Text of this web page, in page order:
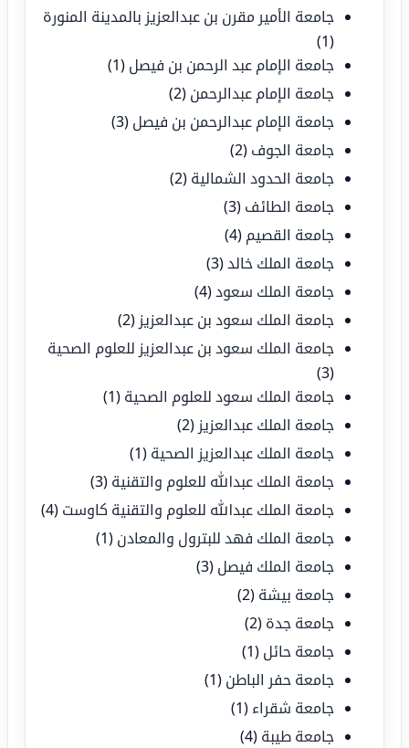
جامعة الأمير مقرن بن عبدالعزيز بالمدينة المنورة
(1)
جامعة الإمام عبد الرحمن بن فيصل (1)
جامعة الإمام عبدالرحمن (2)
جامعة الإمام عبدالرحمن بن فيصل (3)
جامعة الجوف (2)
جامعة الحدود الشمالية (2)
جامعة الطائف (3)
جامعة القصيم (4)
جامعة الملك خالد(3)
جامعة الملك سعود(4)
جامعة الملك سعود بن عبدالعزيز (2)
جامعة الملك سعود بن عبدالعزيز للعلوم الصحية
(3)
جامعة الملك سعود للعلوم الصحية (1)
جامعة الملك عبدالعزيز (2)
جامعة الملك عبدالعزيز الصحية (1)
جامعة الملك عبدالله للعلوم والتقنية (3)
جامعة الملك عبدالله للعلوم والتقنية كاوست (4)
جامعة الملك فهد للبترول والمعادن (1)
جامعة الملك فيصل (3)
جامعة بيشة (2)
جامعة جدة (2)
جامعة حائل (1)
جامعة حفر الباطن (1)
جامعة شقراء (1)
جامعة طيبة (4)